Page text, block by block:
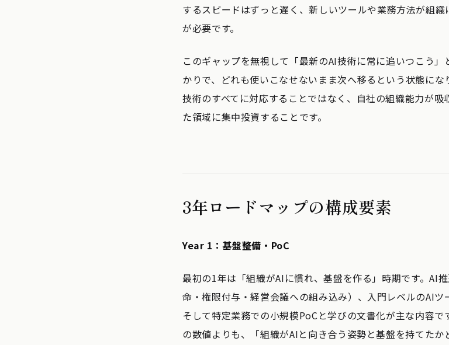
するスピードはずっと遅く、新しいツールや業務方法が組
が必要です。
このギャップを無視して「最新のAI技術に常に追いつこう
かりで、どれも使いこなせないまま次へ移るという状態に
技術のすべてに対応することではなく、自社の組織能力が吸
た領域に集中投資することです。
3年ロードマップの構成要素
Year 1：基盤整備・PoC
最初の1年は「組織がAIに慣れ、基盤を作る」時期です。AI
命・権限付与・経営会議への組み込み）、入門レベルのAIツ
そして特定業務での小規模PoCと学びの文書化が主な内容
の数値よりも、「組織がAIと向き合う姿勢と基盤を持てた